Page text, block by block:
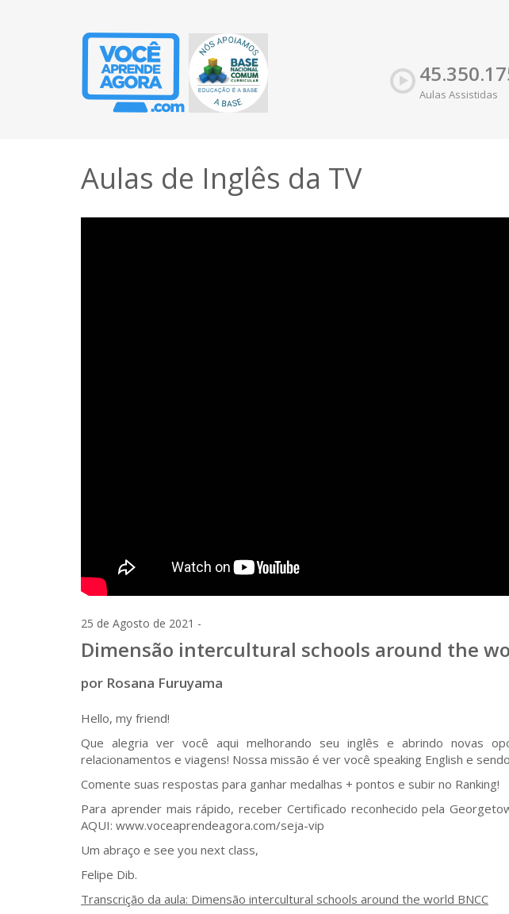
Aulas Assistidas
Aulas de Inglês da TV
25 de Agosto de 2021 -
Dimensão intercultural schools around the
por Rosana Furuyama
Hello, my friend!
Que alegria ver você aqui melhorando seu inglês e abrindo novas
relacionamentos e viagens! Nossa missão é ver você speaking English e
Comente suas respostas para ganhar medalhas + pontos e subir no Ranking!
Para aprender mais rápido, receber Certificado reconhecido pela
AQUI: www.voceaprendeagora.com/seja-vip
Um abraço e see you next class,
Felipe Dib.
Transcrição da aula: Dimensão intercultural schools around the world BNCC